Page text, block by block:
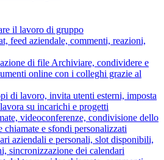
il lavoro di gruppo
feed aziendale, commenti, reazioni,
di file Archiviare, condividere e
online con i colleghi grazie al
di lavoro, invita utenti esterni, imposta
su incarichi e progetti
videoconferenze, condivisione dello
chiamate e sfondi personalizzati
aziendali e personali, slot disponibili,
sincronizzazione dei calendari